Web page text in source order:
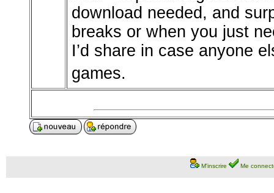
download needed, and
breaks or when you just
I’d share in case anyone
games.
M'inscrire Me